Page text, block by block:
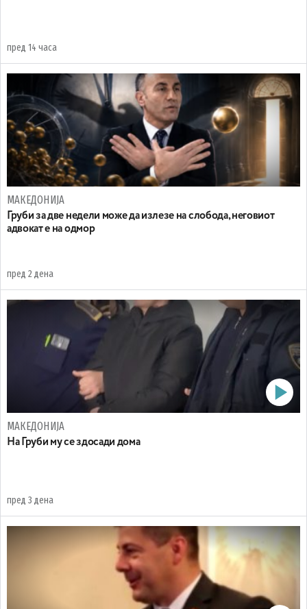
пред 14 часа
МАКЕДОНИЈА
Груби за две недели може да излезе на слобода, неговиот
адвокат е на одмор
пред 2 дена
МАКЕДОНИЈА
На Груби му се здосади дома
пред 3 дена